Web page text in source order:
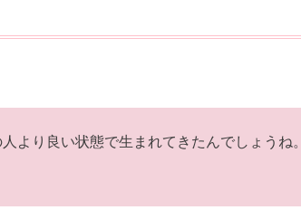
より良い状態で生まれてきたんでしょうね。